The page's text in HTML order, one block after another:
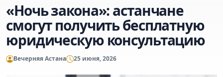
«Ночь закона»: астанчане
смогут получить бесплатную
юридическую консультацию
Вечерняя Астана 25 июня, 2026